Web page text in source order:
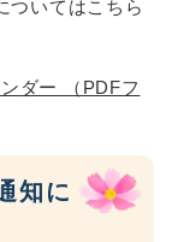
ついてはこちら
ダー （PDFフ
知に